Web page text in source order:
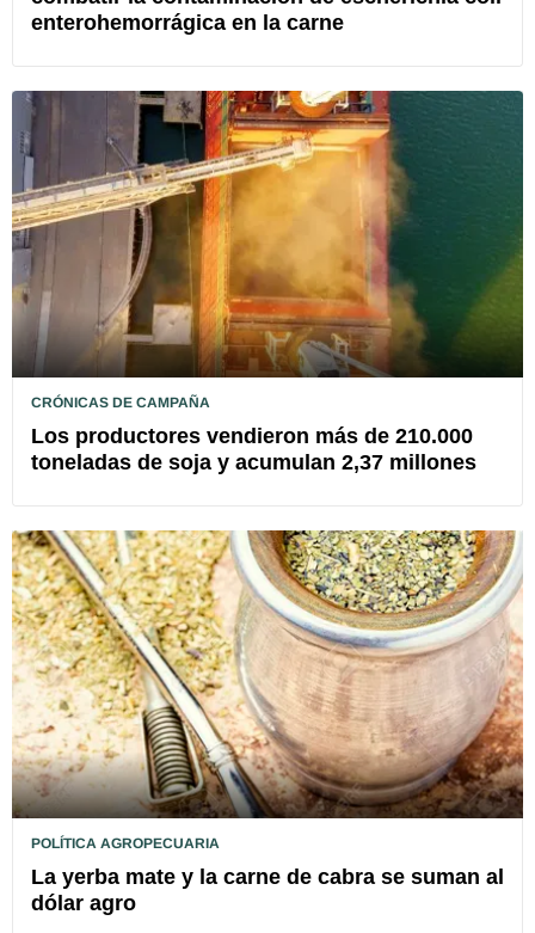
enterohemorrágica en la carne
CRÓNICAS DE CAMPAÑA
Los productores vendieron más de 210.000
toneladas de soja y acumulan 2,37 millones
POLÍTICA AGROPECUARIA
La yerba mate y la carne de cabra se suman al
dólar agro